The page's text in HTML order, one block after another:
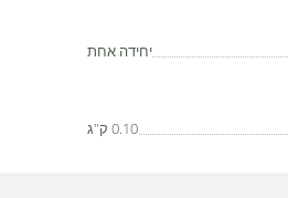
יחידה אחת
0.10 ק"ג